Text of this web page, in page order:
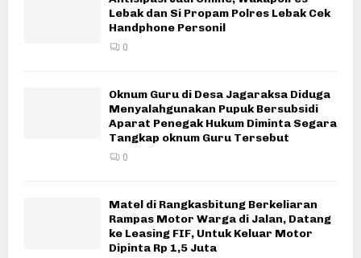
Lebak dan Si Propam Polres Lebak Cek
Handphone Personil
0
Oknum Guru di Desa Jagaraksa Diduga
Menyalahgunakan Pupuk Bersubsidi
Aparat Penegak Hukum Diminta Segara
Tangkap oknum Guru Tersebut
0
Matel di Rangkasbitung Berkeliaran
Rampas Motor Warga di Jalan, Datang
ke Leasing FIF, Untuk Keluar Motor
Dipinta Rp 1,5 Juta